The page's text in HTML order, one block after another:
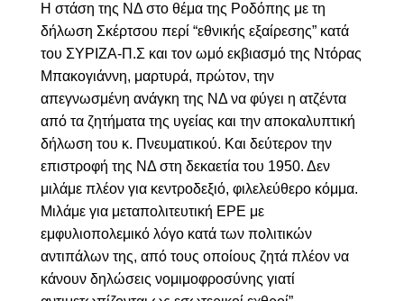
Η στάση της ΝΔ στο θέμα της Ροδόπης με τη
δήλωση Σκέρτσου περί “εθνικής εξαίρεσης” κατά
του ΣΥΡΙΖΑ-Π.Σ και τον ωμό εκβιασμό της Ντόρας
Μπακογιάννη, μαρτυρά, πρώτον, την
απεγνωσμένη ανάγκη της ΝΔ να φύγει η ατζέντα
από τα ζητήματα της υγείας και την αποκαλυπτική
δήλωση του κ. Πνευματικού. Και δεύτερον την
επιστροφή της ΝΔ στη δεκαετία του 1950. Δεν
μιλάμε πλέον για κεντροδεξιό, φιλελεύθερο κόμμα.
Μιλάμε για μεταπολιτευτική ΕΡΕ με
εμφυλιοπολεμικό λόγο κατά των πολιτικών
αντιπάλων της, από τους οποίους ζητά πλέον να
κάνουν δηλώσεις νομιμοφροσύνης γιατί